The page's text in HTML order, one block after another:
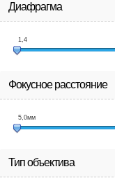
Диафрагма
1,4
Фокусное расстояние
5,0мм
Тип объектива